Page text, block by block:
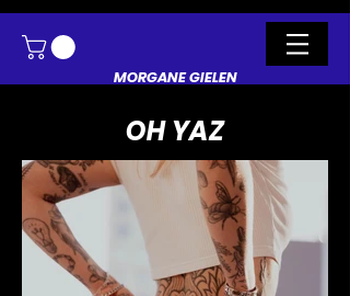
MORGANE GIELEN
OH YAZ